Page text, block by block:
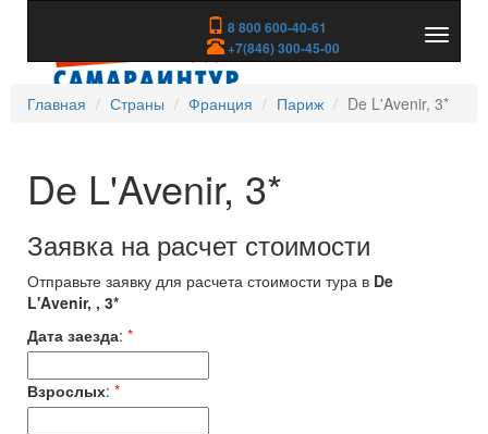
8 800 600-40-61
+7(846) 300-45-00
скрыть
Главная
Страны Франция Париж De L'Avenir, 3*
De L'Avenir, 3*
Заявка на расчет стоимости
Отправьте заявку для расчета стоимости тура в De
L'Avenir, , 3*
Дата заезда: *
Взрослых: *